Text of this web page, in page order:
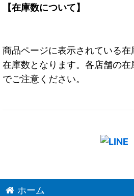
【在庫数について】
商品ページに表示されている
在庫数となります。各店舗の
でご注意ください。
ホーム